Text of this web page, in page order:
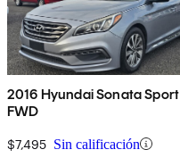
2016 Hyundai Sonata Sport
FWD
$7,495 Sin calificación